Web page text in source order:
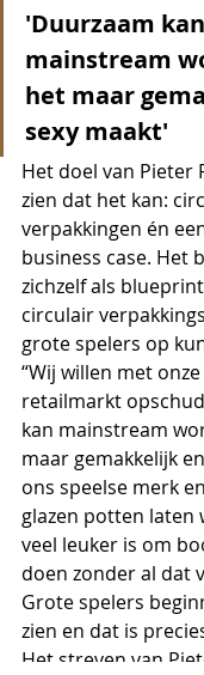
'Duurzaam kan
mainstream
het maar
sexy maakt'
Het doel van Pieter
zien dat het kan:
verpakkingen én
business case. Het
zichzelf als
circulair
grote spelers op
“Wij willen met
retailmarkt
kan mainstream
maar gemakkelijk
ons speelse merk
glazen potten laten
veel leuker is om
doen zonder al dat
Grote spelers
zien en dat is
Het streven van